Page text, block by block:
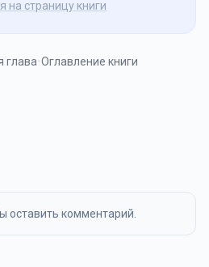
на страницу книги
глава• Оглавление книги
оставить комментарий.